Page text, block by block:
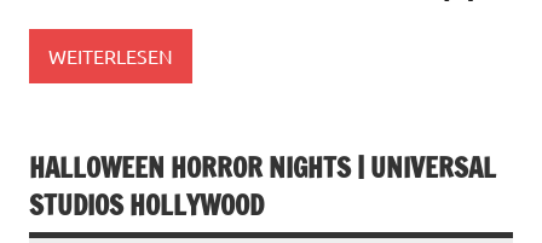
WEITERLESEN
HALLOWEEN HORROR NIGHTS | UNIVERSAL
STUDIOS HOLLYWOOD